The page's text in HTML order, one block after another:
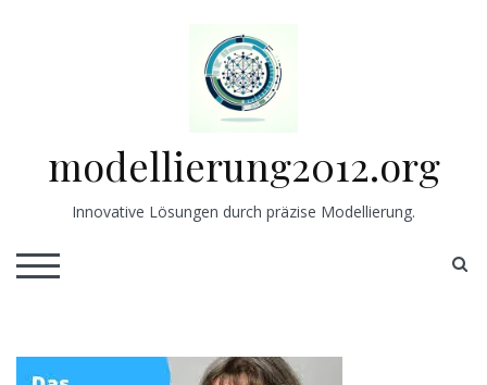
modellierung2012.org
Innovative Lösungen durch präzise Modellierung.
TOGGLE MOBILE MENU